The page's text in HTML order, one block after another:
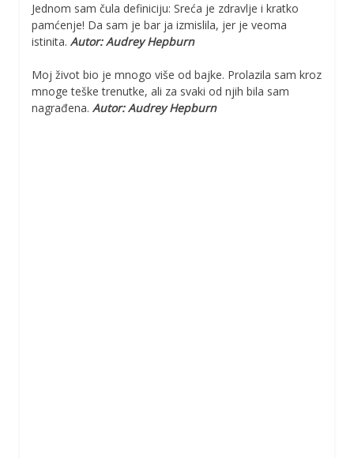
Jednom sam čula definiciju: Sreća je zdravlje i kratko
pamćenje! Da sam je bar ja izmislila, jer je veoma
istinita. Autor: Audrey Hepburn
Moj život bio je mnogo više od bajke. Prolazila sam kroz
mnoge teške trenutke, ali za svaki od njih bila sam
nagrađena. Autor: Audrey Hepburn